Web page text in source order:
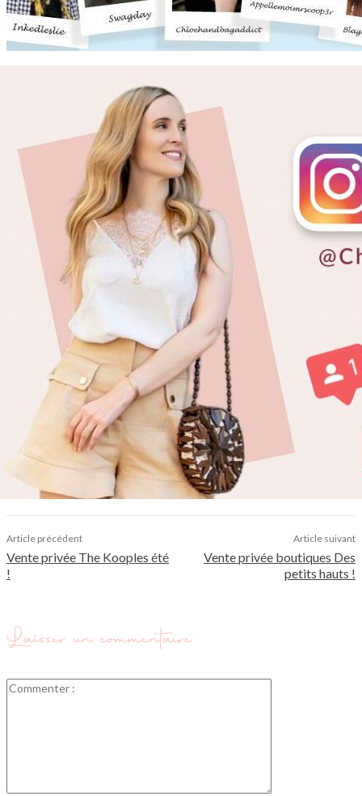
Article précédent
Vente privée The Kooples été
!
Article suivant
Vente privée boutiques Des
petits hauts !
Laisser un commentaire